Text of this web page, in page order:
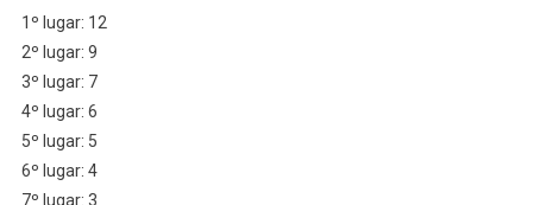
1º lugar: 12
2º lugar: 9
3º lugar: 7
4º lugar: 6
5º lugar: 5
6º lugar: 4
7º lugar: 3